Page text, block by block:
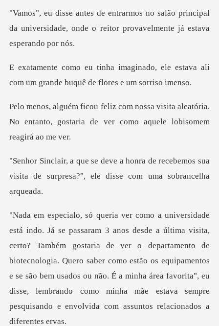
ão principal
da universidade, onde o reitor
do, ele estava ali
com um grande b
isita aleatória.
No entanto, gostaria de v
de recebemos sua
visita de surpresa?",
aria de ver o departamento de
biotecnologia. Quero saber como estão os equipamentos
e se são bem usados ou não. É a minha área f